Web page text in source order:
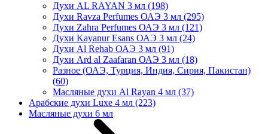
Духи AL RAYAN 3 мл (198)
Духи Ravza Perfumes ОАЭ 3 мл (295)
Духи Zahra Perfumes ОАЭ 3 мл (121)
Духи Kayanur Esans ОАЭ 3 мл (24)
Духи Al Rehab ОАЭ 3 мл (91)
Духи Ard al Zaafaran ОАЭ 3 мл (18)
Разное (ОАЭ, Турция, Индия, Сирия, Пакистан)
(60)
Масляные духи Al Rayan 4 мл (37)
Арабские духи Luxe 4 мл (223)
Масляные духи 6 мл